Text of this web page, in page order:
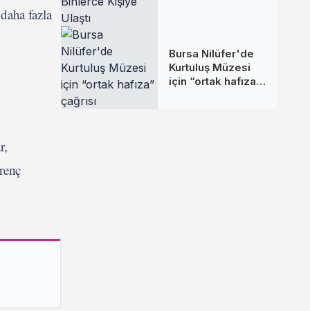
fazla
Bursa Nilüfer'de
Kurtuluş Müzesi
için “ortak hafıza”